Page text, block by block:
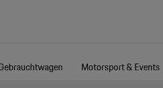
Motorsport & Events